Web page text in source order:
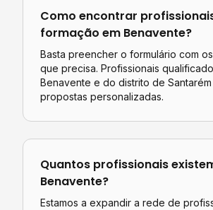
Como encontrar
formação em Benavente?
Basta preencher o formulário com
que precisa. Profissionais
Benavente e do distrito de Santarém
propostas personalizadas.
Quantos profissionais
Benavente?
Estamos a expandir a rede de